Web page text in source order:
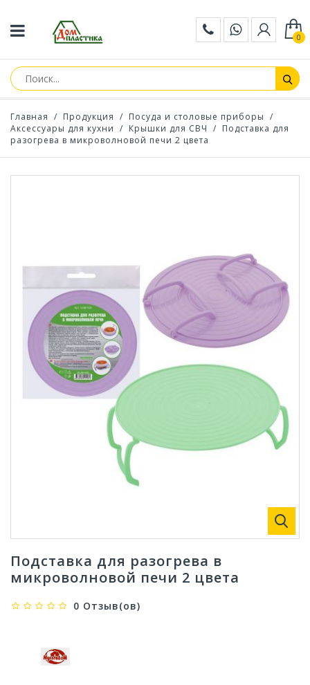
0
Главная / Продукция / Посуда и столовые приборы /
Аксессуары для кухни / Крышки для СВЧ / Подставка для
разогрева в микроволновой печи 2 цвета
Подставка для разогрева в
микроволновой печи 2 цвета
0 Отзыв(ов)